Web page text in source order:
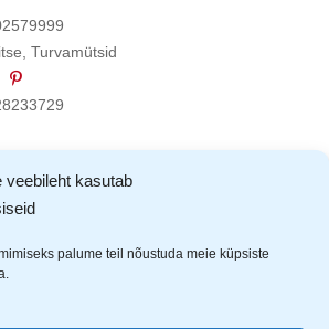
veebileht kasutab
palume teil nõustuda meie küpsiste
Turvamütsid
ARVUSTUSED (0)
vaid 135g
veekindla vahendiga